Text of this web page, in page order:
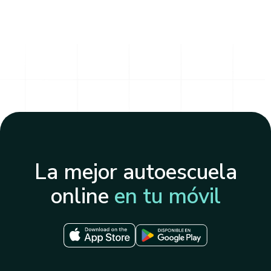
La mejor autoescuela
online en tu móvil